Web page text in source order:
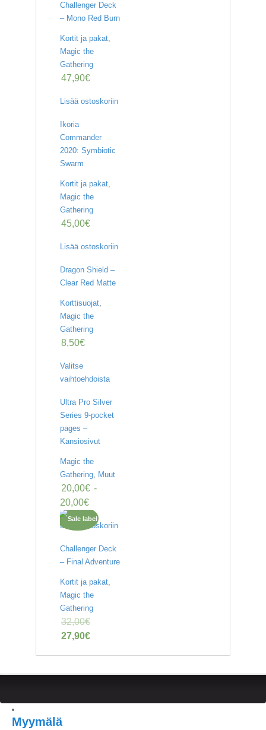
Challenger Deck
– Mono Red Burn
Kortit ja pakat,
Magic the
Gathering
47,90€
Lisää ostoskoriin
Ikoria
Commander
2020: Symbiotic
Swarm
Kortit ja pakat,
Magic the
Gathering
45,00€
Lisää ostoskoriin
Dragon Shield –
Clear Red Matte
Korttisuojat,
Magic the
Gathering
8,50€
Valitse
vaihtoehdoista
Ultra Pro Silver
Series 9-pocket
pages –
Kansiosivut
Magic the
Gathering, Muut
20,00€ -
20,00€
Lisää ostoskoriin
Challenger Deck
– Final Adventure
Kortit ja pakat,
Magic the
Gathering
32,00€
27,90€
Myymälä